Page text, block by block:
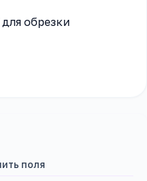
для обрезки
поля